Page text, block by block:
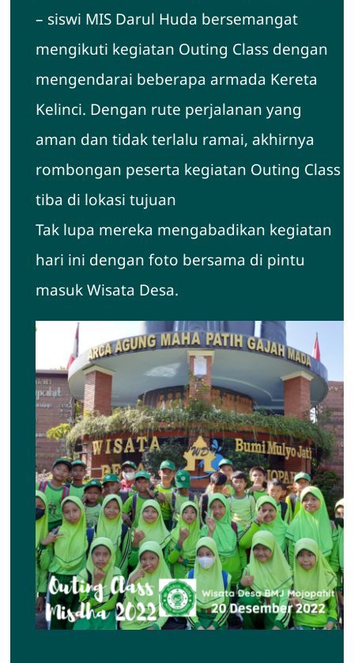
– siswi MIS Darul Huda bersemangat
mengikuti kegiatan Outing Class dengan
mengendarai beberapa armada Kereta
Kelinci. Dengan rute perjalanan yang
aman dan tidak terlalu ramai, akhirnya
rombongan peserta kegiatan Outing Class
tiba di lokasi tujuan
Tak lupa mereka mengabadikan kegiatan
hari ini dengan foto bersama di pintu
masuk Wisata Desa.